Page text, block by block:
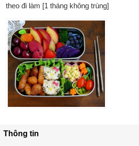
theo đi làm [1 tháng không trùng]
Thông tin